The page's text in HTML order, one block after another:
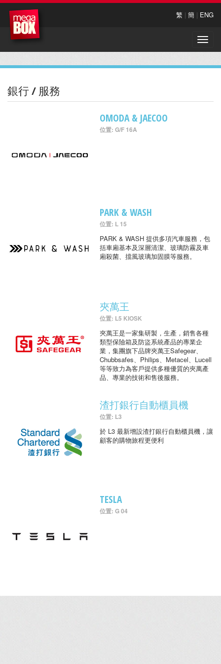
繁 | 簡 | ENG
Toggle
銀行 / 服務
OMODA & JAECOO
位置: G/F 16A
PARK & WASH
位置: L 15
PARK & WASH 提供多項汽車服務，包
括車廂基本及深層清潔、玻璃防霧及車
廂殺菌、擋風玻璃加固膜等服務。
夾萬王
位置: L5 KIOSK
夾萬王是一家集研製，生產，銷售各種
類型保險箱及防盜系統產品的專業企
業，集團旗下品牌夾萬王Safegear、
Chubbsafes、Philips、Metacel、Lucell
等等致力為客戶提供多種優質的夾萬產
品、專業的技術和售後服務。
渣打銀行自動櫃員機
位置: L3
於 L3 最新增設渣打銀行自動櫃員機，讓
顧客的購物旅程更便利
TESLA
位置: G 04